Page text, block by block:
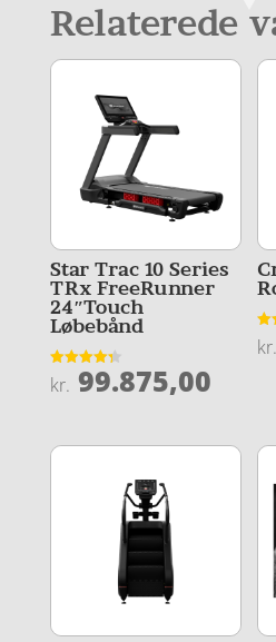
Relaterede
Star Trac 10 Series
TRx FreeRunner
24″Touch
Løbebånd
Vurderet
4.3
kr. 99.875,00
4
kr.